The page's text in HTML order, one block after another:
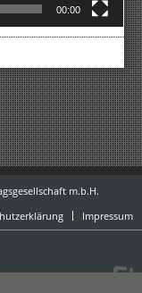
00:00
m.b.H.
Impressum
powered by danubius